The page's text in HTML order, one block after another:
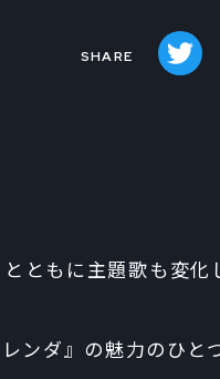
とともに主題歌も変
ンダ』の魅力のひと